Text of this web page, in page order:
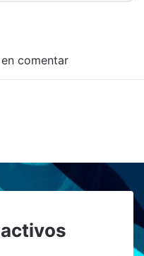
comentar
imagen